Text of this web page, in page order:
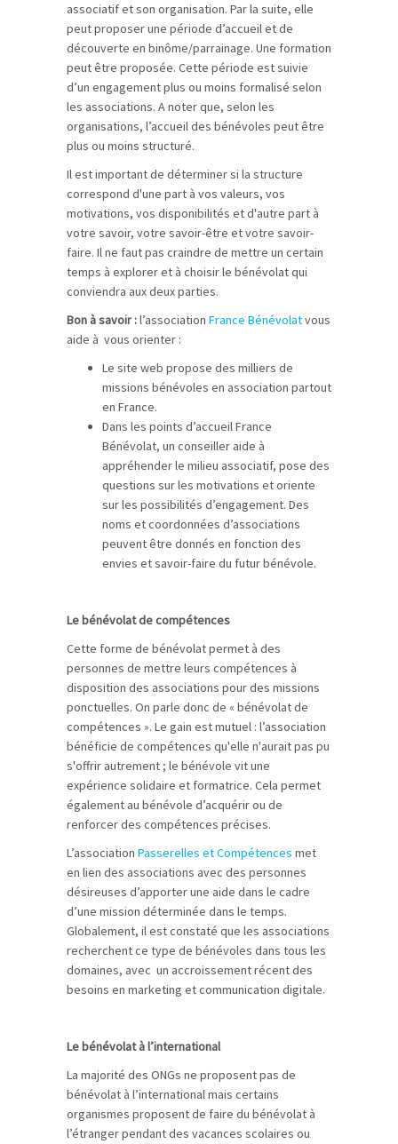
associatif et son organisation. Par la suite, elle
peut proposer une période d’accueil et de
découverte en binôme/parrainage. Une formation
peut être proposée. Cette période est suivie
d’un engagement plus ou moins formalisé selon
les associations. A noter que, selon les
organisations, l’accueil des bénévoles peut être
plus ou moins structuré.
Il est important de déterminer si la structure
correspond d'une part à vos valeurs, vos
motivations, vos disponibilités et d'autre part à
votre savoir, votre savoir-être et votre savoir-
faire. Il ne faut pas craindre de mettre un certain
temps à explorer et à choisir le bénévolat qui
conviendra aux deux parties.
Bon à savoir :l’association France Bénévolatvous
aide à vous orienter :
Le site web propose des milliers de
missions bénévoles en association partout
en France.
Dans les points d’accueil France
Bénévolat, un conseiller aide à
appréhender le milieu associatif, pose des
questions sur les motivations et oriente
sur les possibilités d’engagement. Des
noms et coordonnées d’associations
peuvent être donnés en fonction des
envies et savoir-faire du futur bénévole.
Le bénévolat de compétences
Cette forme de bénévolat permet à des
personnes de mettre leurs compétences à
disposition des associations pour des missions
ponctuelles. On parle donc de « bénévolat de
compétences ». Le gain est mutuel : l’association
bénéficie de compétences qu'elle n'aurait pas pu
s'offrir autrement ; le bénévole vit une
expérience solidaire et formatrice. Cela permet
également au bénévole d’acquérir ou de
renforcer des compétences précises.
L’association Passerelles et Compétences met
en lien des associations avec des personnes
désireuses d’apporter une aide dans le cadre
d’une mission déterminée dans le temps.
Globalement, il est constaté que les associations
recherchent ce type de bénévoles dans tous les
domaines, avec un accroissement récent des
besoins en marketing et communication digitale.
Le bénévolat à l’international
La majorité des ONGs ne proposent pas de
bénévolat à l’international mais certains
organismes proposent de faire du bénévolat à
l’étranger pendant des vacances scolaires ou